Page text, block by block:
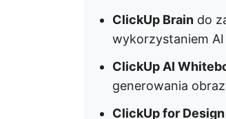
ClickUp Brain do
wykorzystaniem AI
ClickUp AI
generowania
ClickUp for